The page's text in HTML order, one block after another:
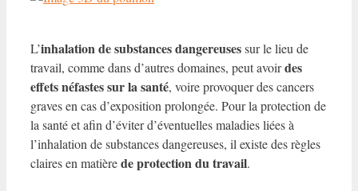
L’inhalation de substances dangereusessur le lieu de
travail, comme dans d’autres domaines, peut avoirdes
effets néfastes sur la santé, voire provoquer des cancers
graves en cas d’exposition prolongée. Pour la protection de
la santé et afin d’éviter d’éventuelles maladies liées à
l’inhalation de substances dangereuses, il existe des règles
claires en matièrede protection du travail.